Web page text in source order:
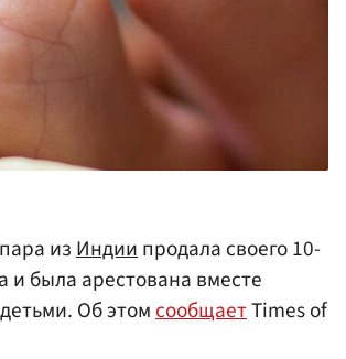
изИндиипродала своего 10-
и была арестована вместе
Об этомсообщаетTimes of